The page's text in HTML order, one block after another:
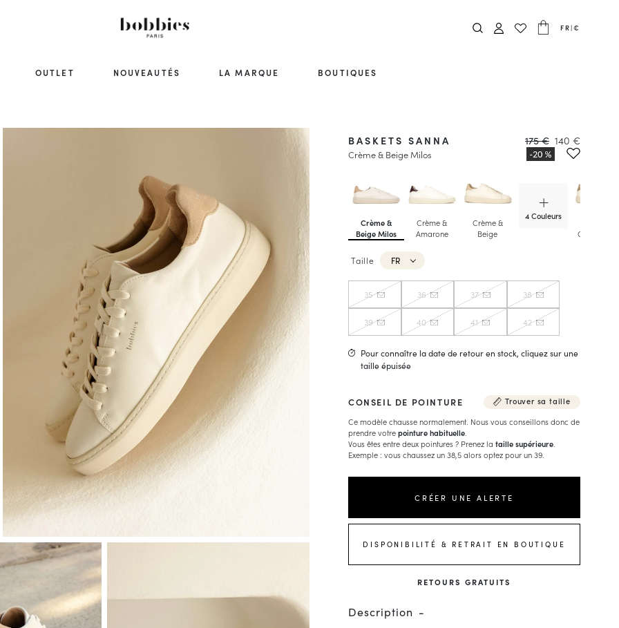
FR|€
OUTLET NOUVEAUTÉS LA MARQUE BOUTIQUES
Crème &
Beige Milos
Crème &
Amarone
Crème &
Beige
4 Couleurs
BASKETS SANNA
Crème & Beige Milos
175 € 140 €
Taille FR
35 36 37 38
39 40 41 42
Pour connaître la date de retour en stock, cliquez sur une
taille épuisée
CONSEIL DE POINTURE
Trouver sa taille
Ce modèle chausse normalement. Nous vous conseillons donc de
prendre votrepointure habituelle
Vous êtes entre deux pointures ? Prenez la taille supérieure
Exemple : vous chaussez un 38,5 alors optez pour un 39.
CRÉER UNE ALERTE
DISPONIBILITÉ & RETRAIT EN BOUTIQUE
RETOURS GRATUITS
Description